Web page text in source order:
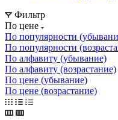
Фильтр
По цене
По популярности
По популярности
По алфавиту (убывание)
По алфавиту (возрастание)
По цене (убывание)
По цене (возрастание)